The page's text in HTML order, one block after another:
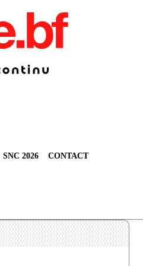
SNC 2026 CONTACT